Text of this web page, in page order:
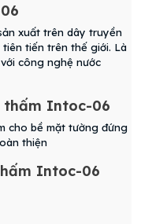
xuất trên dây truyền
tiến trên thế giới. Là
công nghệ nước
thấm Intoc-06
cho bề mặt tường đứng
thiện
Intoc-06